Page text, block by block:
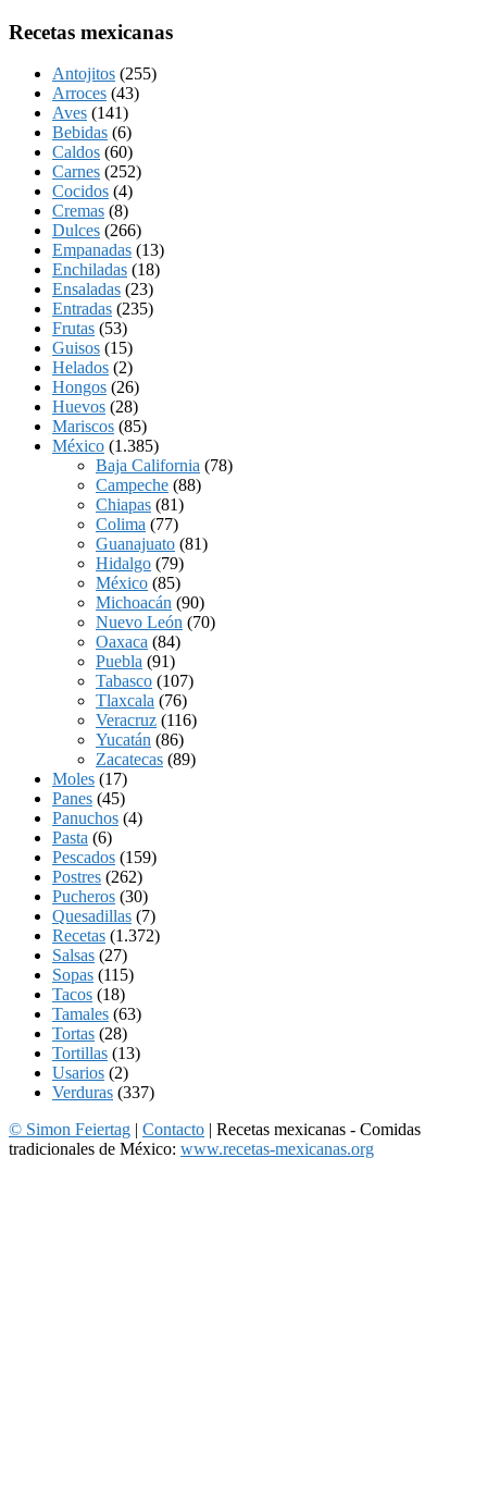
Recetas mexicanas
Antojitos (255)
Arroces (43)
Aves (141)
Bebidas (6)
Caldos (60)
Carnes (252)
Cocidos (4)
Cremas (8)
Dulces (266)
Empanadas (13)
Enchiladas (18)
Ensaladas (23)
Entradas (235)
Frutas (53)
Guisos (15)
Helados (2)
Hongos (26)
Huevos (28)
Mariscos (85)
México (1.385)
Baja California (78)
Campeche (88)
Chiapas (81)
Colima (77)
Guanajuato (81)
Hidalgo (79)
México (85)
Michoacán (90)
Nuevo León (70)
Oaxaca (84)
Puebla (91)
Tabasco (107)
Tlaxcala (76)
Veracruz (116)
Yucatán (86)
Zacatecas (89)
Moles (17)
Panes (45)
Panuchos (4)
Pasta (6)
Pescados (159)
Postres (262)
Pucheros (30)
Quesadillas (7)
Recetas (1.372)
Salsas (27)
Sopas (115)
Tacos (18)
Tamales (63)
Tortas (28)
Tortillas (13)
Usarios (2)
Verduras (337)
© Simon Feiertag | Contacto | Recetas mexicanas - Comidas
tradicionales de México: www.recetas-mexicanas.org